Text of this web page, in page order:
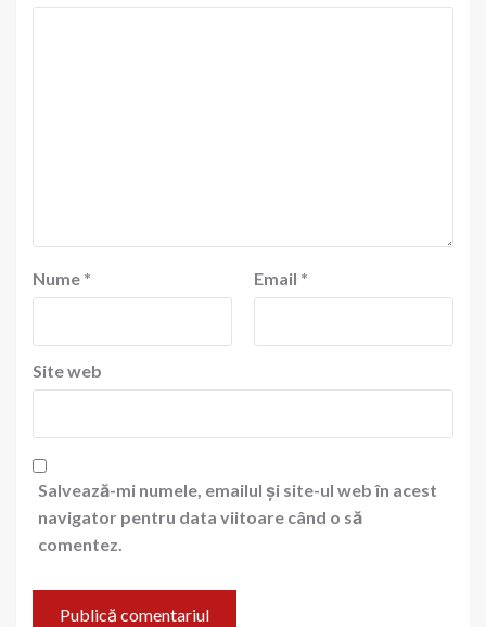
Nume * Email *
Site web
Salvează-mi numele, emailul și site-ul web în acest
navigator pentru data viitoare când o să
comentez.